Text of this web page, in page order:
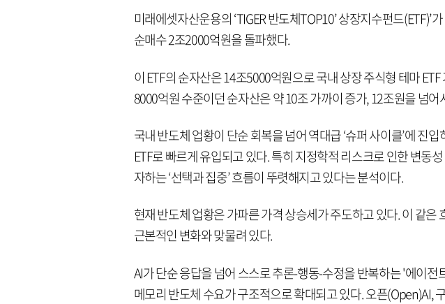
미래에셋자산운용의 ‘TIGER 반도체TOP10’ 상장지수펀드(ETF)’
순매수 2조2000억원을 돌파했다.
이 ETF의 순자산은 14조5000억원으로 국내 상장 주식형 테마
8000억원 수준이던 순자산은 약 10조 가까이 증가, 12조원을 넘어
국내 반도체 업황이 단순 회복을 넘어 역대급 ‘슈퍼 사이클’에 진
ETF로 빠르게 유입되고 있다. 특히 지정학적 리스크로 인한 변동
자하는 ‘선택과 집중’ 흐름이 뚜렷해지고 있다는 분석이다.
현재 반도체 업황은 가파른 가격 상승세가 주도하고 있다. 이 같은
근본적인 변화와 맞물려 있다.
AI가 단순 응답을 넘어 스스로 추론-행동-수정을 반복하는 '에이전
메모리 반도체 수요가 구조적으로 확대되고 있다. 오픈(Open)AI,